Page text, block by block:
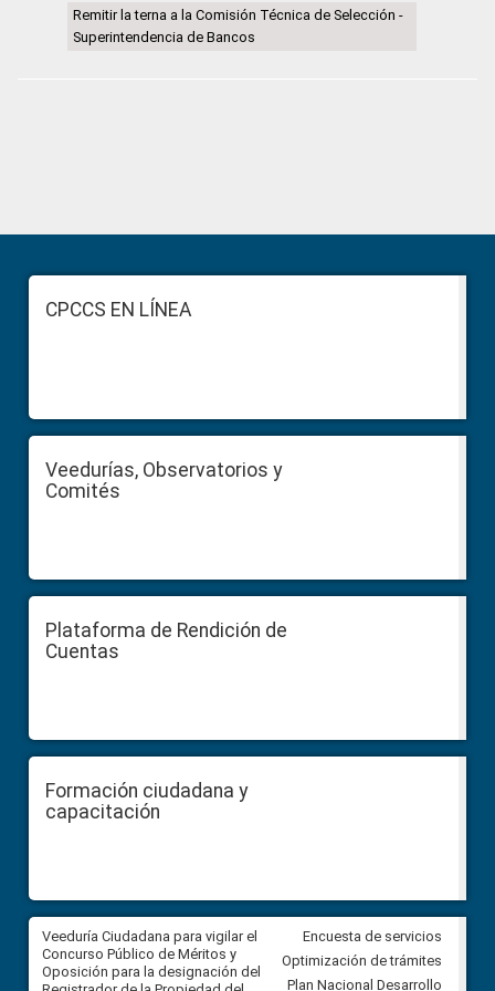
Remitir la terna a la Comisión Técnica de Selección -
Superintendencia de Bancos
Sidebar
FooterCPCCS EN LÍNEA
Veedurías, Observatorios y
Comités
Plataforma de Rendición de
Cuentas
Formación ciudadana y
capacitación
Veeduría Ciudadana para vigilar el
Concurso Público de Méritos y
Oposición para la designación del
Veeduría Ciudadana para
construcción del asfaltado de
Encuesta de servicios
Optimización de trámites
Plan Nacional Desarrollo